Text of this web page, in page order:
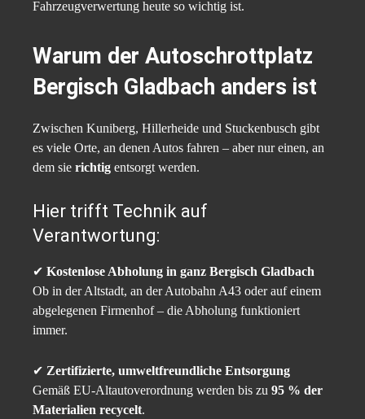
Fahrzeugverwertung heute so wichtig ist.
Warum der Autoschrottplatz
Bergisch Gladbach anders ist
Zwischen Kuniberg, Hillerheide und Stuckenbusch gibt
es viele Orte, an denen Autos fahren – aber nur einen, an
dem sie richtig entsorgt werden.
Hier trifft Technik auf
Verantwortung:
✔ Kostenlose Abholung in ganz Bergisch Gladbach
Ob in der Altstadt, an der Autobahn A43 oder auf einem
abgelegenen Firmenhof – die Abholung funktioniert
immer.
✔ Zertifizierte, umweltfreundliche Entsorgung
Gemäß EU-Altautoverordnung werden bis zu 95 % der
Materialien recycelt.